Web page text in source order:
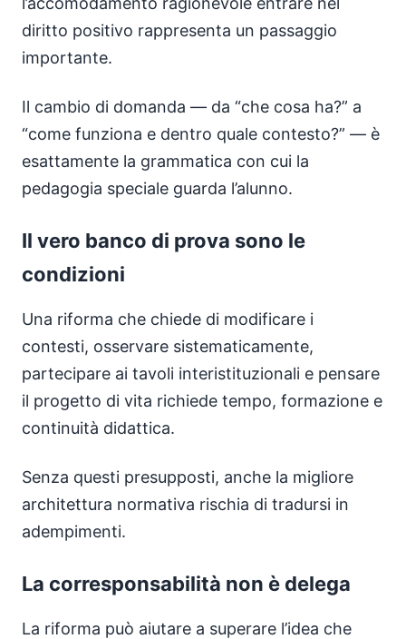
diritto positivo rappresenta un passaggio
importante.
Il cambio di domanda — da “che cosa ha?” a
“come funziona e dentro quale contesto?” — è
esattamente la grammatica con cui la
pedagogia speciale guarda l’alunno.
Il vero banco di prova sono le
condizioni
Una riforma che chiede di modificare i
contesti, osservare sistematicamente,
partecipare ai tavoli interistituzionali e pensare
il progetto di vita richiede tempo, formazione e
continuità didattica.
Senza questi presupposti, anche la migliore
architettura normativa rischia di tradursi in
adempimenti.
La corresponsabilità non è delega
La riforma può aiutare a superare l’idea che